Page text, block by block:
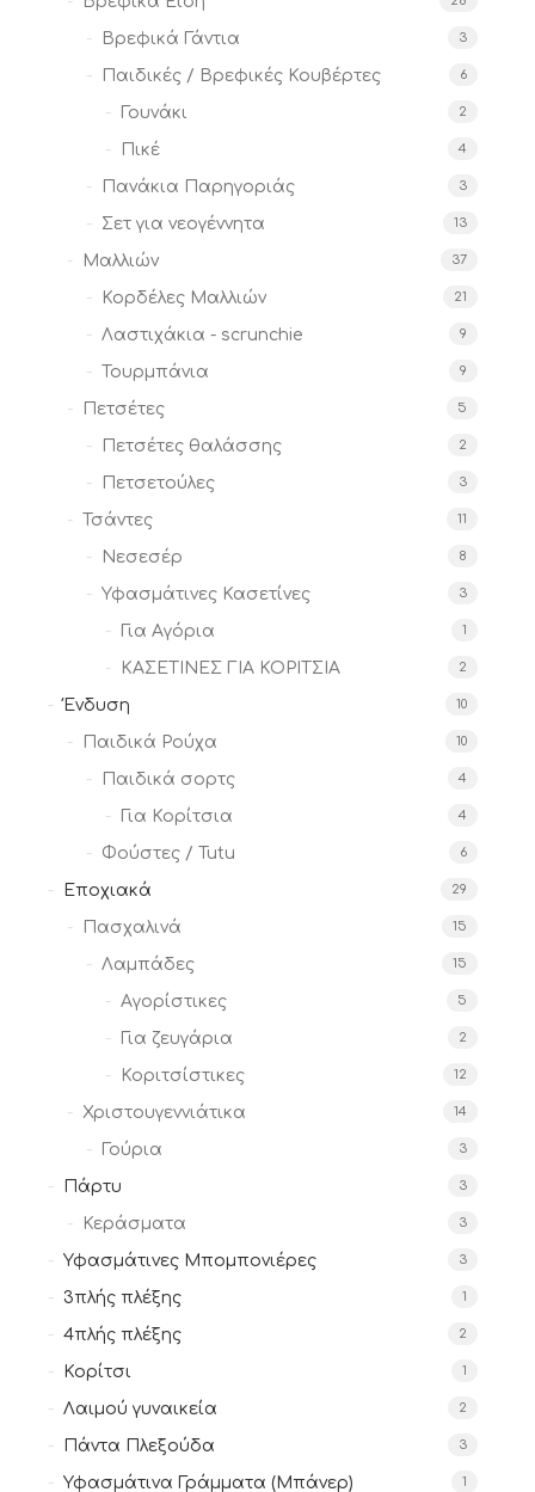
Βρεφικά Γάντια 3
Παιδικές / Βρεφικές Κουβέρτες 6
Γουνάκι 2
Πικέ 4
Πανάκια Παρηγοριάς 3
Σετ για νεογέννητα 13
Μαλλιών 37
Κορδέλες Μαλλιών 21
Λαστιχάκια - scrunchie 9
Τουρμπάνια 9
Πετσέτες 5
Πετσέτες θαλάσσης 2
Πετσετούλες 3
Τσάντες 11
Νεσεσέρ 8
Υφασμάτινες Κασετίνες 3
Για Αγόρια 1
ΚΑΣΕΤΙΝΕΣ ΓΙΑ ΚΟΡΙΤΣΙΑ 2
Ένδυση 10
Παιδικά Ρούχα 10
Παιδικά σορτς 4
Για Κορίτσια 4
Φούστες / Tutu 6
Εποχιακά 29
Πασχαλινά 15
Λαμπάδες 15
Αγορίστικες 5
Για ζευγάρια 2
Κοριτσίστικες 12
Χριστουγεννιάτικα 14
Γούρια 3
Πάρτυ 3
Κεράσματα 3
Υφασμάτινες Μπομπονιέρες 3
3πλής πλέξης 1
4πλής πλέξης 2
Κορίτσι 1
Λαιμού γυναικεία 2
Πάντα Πλεξούδα 3
Υφασμάτινα Γράμματα (Μπάνερ) 1